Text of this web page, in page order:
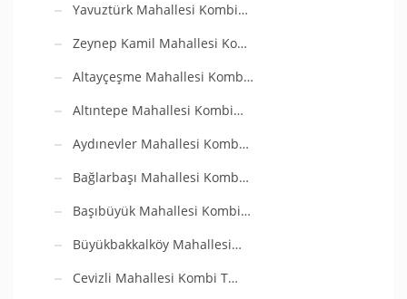
Yavuztürk Mahallesi Kombi…
Zeynep Kamil Mahallesi Ko…
Altayçeşme Mahallesi Komb…
Altıntepe Mahallesi Kombi…
Aydınevler Mahallesi Komb…
Bağlarbaşı Mahallesi Komb…
Başıbüyük Mahallesi Kombi…
Büyükbakkalköy Mahallesi…
Cevizli Mahallesi Kombi T…